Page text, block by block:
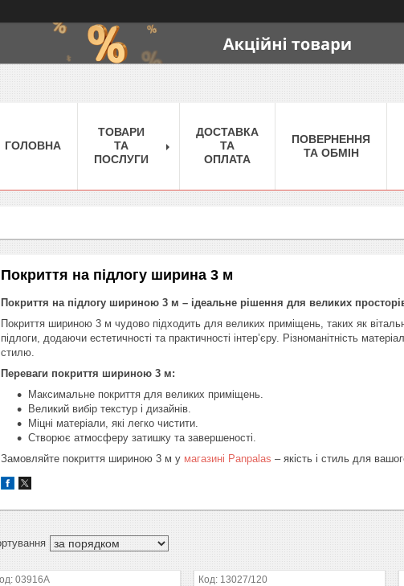
ГОЛОВНА
ТОВАРИ
ТА
ПОСЛУГИ
ДОСТАВКА
ТА
ОПЛАТА
ПОВЕРНЕННЯ
ТА ОБМІН
Покриття на підлогу ширина 3 м
Покриття на підлогу шириною 3 м – ідеальне рішення для великих
Покриття шириною 3 м чудово підходить для великих приміщень, таких як
підлоги, додаючи естетичності та практичності інтер’єру. Різноманітність
стилю.
Переваги покриття шириною 3 м:
Максимальне покриття для великих приміщень.
Великий вибір текстур і дизайнів.
Міцні матеріали, які легко чистити.
Створює атмосферу затишку та завершеності.
Замовляйте покриття шириною 3 м у магазині Panpalas – якість і стиль для
03916A 13027/120